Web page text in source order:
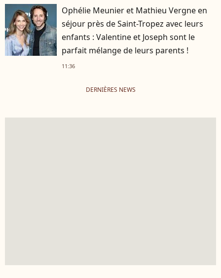
Ophélie Meunier et Mathieu Vergne en
séjour près de Saint-Tropez avec leurs
enfants : Valentine et Joseph sont le
parfait mélange de leurs parents !
11:36
DERNIÈRES NEWS